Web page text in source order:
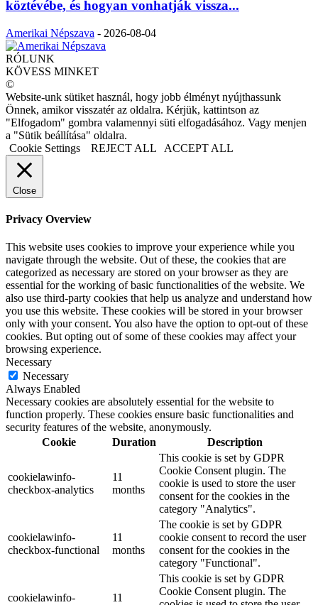
köztévébe, és hogyan vonhatják vissza...
Amerikai Népszava - 2026-08-04
RÓLUNK
KÖVESS MINKET
©
Website-unk sütiket használ, hogy jobb élményt nyújthassunk
Önnek, amikor visszatér az oldalra. Kérjük, kattintson az
"Elfogadom" gombra valamennyi süti elfogadásához. Vagy menjen
a "Sütik beállítása" oldalra.
Cookie Settings
REJECT ALL ACCEPT ALL
Close
Privacy Overview
This website uses cookies to improve your experience while you
navigate through the website. Out of these, the cookies that are
categorized as necessary are stored on your browser as they are
essential for the working of basic functionalities of the website. We
also use third-party cookies that help us analyze and understand how
you use this website. These cookies will be stored in your browser
only with your consent. You also have the option to opt-out of these
cookies. But opting out of some of these cookies may affect your
browsing experience.
Necessary
Necessary
Always Enabled
Necessary cookies are absolutely essential for the website to
function properly. These cookies ensure basic functionalities and
security features of the website, anonymously.
Cookie
Duration Description
cookielawinfo-
checkbox-analytics
11
months
This cookie is set by GDPR
Cookie Consent plugin. The
cookie is used to store the user
consent for the cookies in the
category "Analytics".
cookielawinfo-
checkbox-functional
11
months
The cookie is set by GDPR
cookie consent to record the user
consent for the cookies in the
category "Functional".
cookielawinfo-
11
This cookie is set by GDPR
Cookie Consent plugin. The